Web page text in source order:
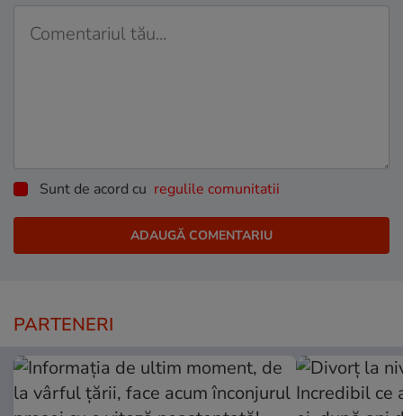
Sunt de acord cu regulile comunitatii
PARTENERI